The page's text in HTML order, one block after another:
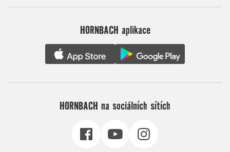
HORNBACH aplikace
HORNBACH na sociálních sítích